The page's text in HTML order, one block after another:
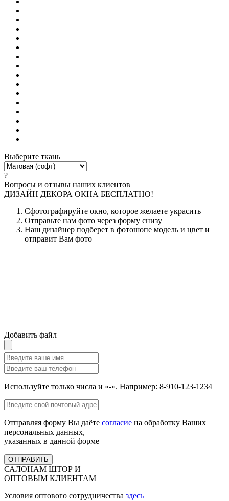
Выберите ткань
?
Вопросы и отзывы наших клиентов
ДИЗАЙН ДЕКОРА ОКНА БЕСПЛАТНО!
Сфотографируйте окно, которое желаете украсить
Отправьте нам фото через форму снизу
Наш дизайнер подберет в фотошопе модель и цвет и
отправит Вам фото
Добавить файл
Используйте только числа и «-». Например: 8-910-123-1234
Отправляя форму Вы даёте согласие на обработку Ваших
персональных данных,
указанных в данной форме
ОТПРАВИТЬ
САЛОНАМ ШТОР И
ОПТОВЫМ КЛИЕНТАМ
Условия оптового сотрудничества здесь